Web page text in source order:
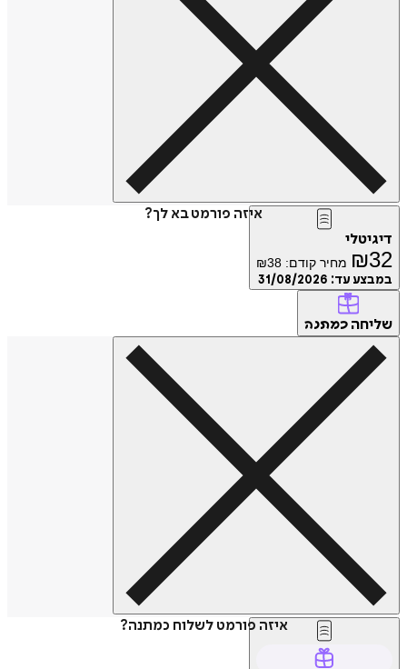
איזה פורמט בא לך?
דיגיטלי
₪32 מחיר קודם: ₪38
במבצע עד: 31/08/2026
שליחה כמתנה
איזה פורמט לשלוח כמתנה?